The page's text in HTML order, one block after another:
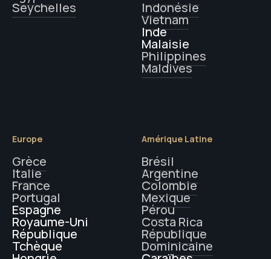
Seychelles Indonésie
Vietnam
Inde
Malaisie
Philippines
Maldives
Europe
Grèce
Italie
France
Portugal
Espagne
Royaume-Uni
République
Tchèque
Amérique Latine
Brésil
Argentine
Colombie
Mexique
Pérou
Costa Rica
République
Dominicaine